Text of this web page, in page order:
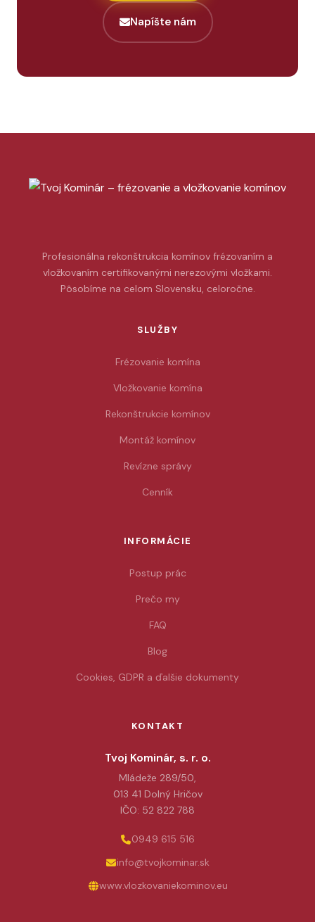
Napíšte nám
Profesionálna rekonštrukcia komínov frézovaním a
vložkovaním certifikovanými nerezovými vložkami.
Pôsobíme na celom Slovensku, celoročne.
SLUŽBY
Frézovanie komína
Vložkovanie komína
Rekonštrukcie komínov
Montáž komínov
Revízne správy
Cenník
INFORMÁCIE
Postup prác
Prečo my
FAQ
Blog
Cookies, GDPR a ďalšie dokumenty
KONTAKT
Tvoj Kominár, s. r. o.
Mládeže 289/50,
013 41 Dolný Hričov
IČO: 52 822 788
0949 615 516
info@tvojkominar.sk
www.vlozkovaniekominov.eu